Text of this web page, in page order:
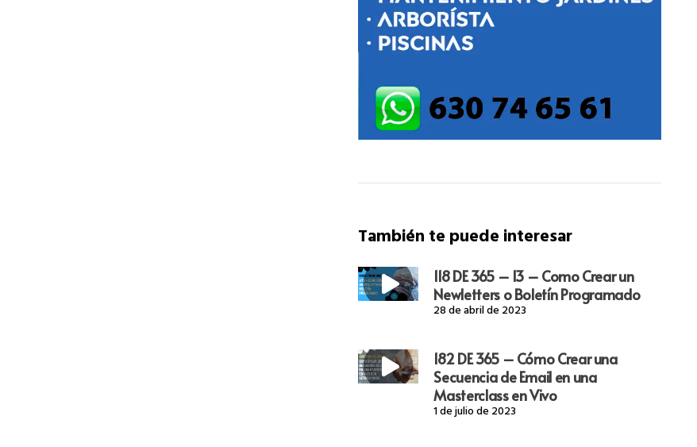
También te puede interesar
118 DE 365 – 13 – Como Crear un
Newletters o Boletín Programado
28 de abril de 2023
182 DE 365 – Cómo Crear una
Secuencia de Email en una
Masterclass en Vivo
1 de julio de 2023